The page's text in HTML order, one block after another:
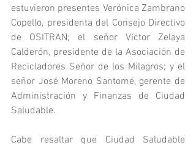
estuvieron presentes Verónica Zambrano
Copello, presidenta del Consejo Directivo
de OSITRAN; el señor Víctor Zelaya
Calderón, presidente de la Asociación de
Recicladores Señor de los Milagros; y el
señor José Moreno Santomé, gerente de
Administración y Finanzas de Ciudad
Saludable.
Cabe resaltar que Ciudad Saludable